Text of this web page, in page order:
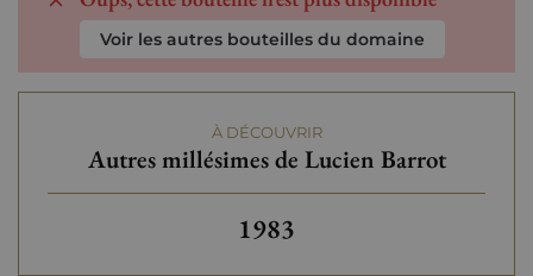
Voir les autres bouteilles du domaine
À DÉCOUVRIR
Autres millésimes de Lucien Barrot
Autres millésimes de
1983